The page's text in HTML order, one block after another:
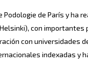
de París y ha
con
con universidades
indexadas